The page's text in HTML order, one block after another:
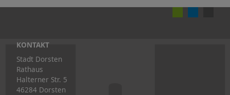
KONTAKT
Stadt Dorsten
Rathaus
Halterner Str. 5
46284 Dorsten